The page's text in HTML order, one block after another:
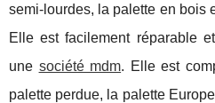
semi-lourdes, la palette en bois
Elle est facilement réparable
une société mdm. Elle est
palette perdue, la palette